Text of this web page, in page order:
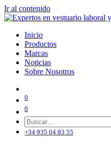
Ir al contenido
Inicio
Productos
Marcas
Noticias
Sobre Nosotros
0
0
+34 935 04 83 55